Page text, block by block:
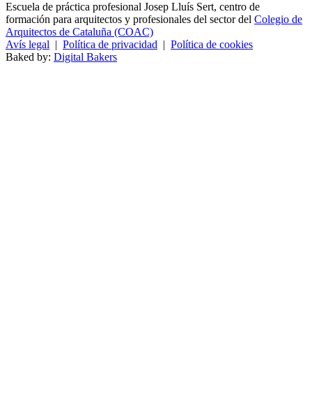
Escuela de práctica profesional Josep Lluís Sert, centro de
formación para arquitectos y profesionales del sector del Colegio de
Arquitectos de Cataluña (COAC)
Avís legal | Política de privacidad | Política de cookies
Baked by: Digital Bakers